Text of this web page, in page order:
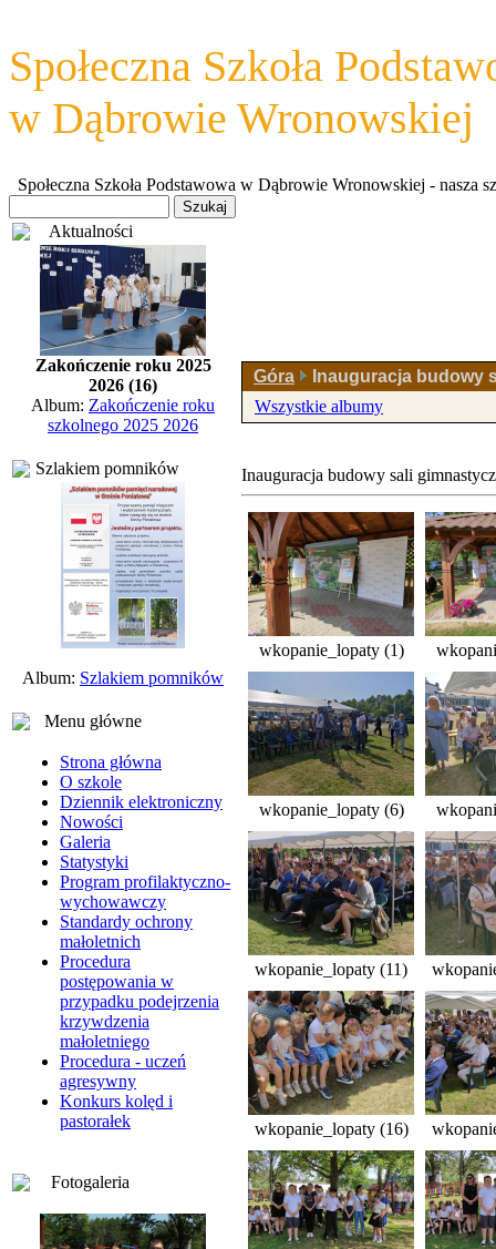
Społeczna Szkoła
w Dąbrowie Wronowskiej
Społeczna Szkoła Podstawowa w Dąbrowie Wronowskiej - nasza
Aktualności
Zakończenie roku 2025
2026 (16)
Album: Zakończenie roku
szkolnego 2025 2026
Szlakiem pomników
Album: Szlakiem pomników
Menu główne
Strona główna
O szkole
Dziennik elektroniczny
Nowości
Galeria
Statystyki
Program profilaktyczno-
wychowawczy
Standardy ochrony
małoletnich
Procedura
postępowania w
przypadku podejrzenia
krzywdzenia
małoletniego
Procedura - uczeń
agresywny
Konkurs kolęd i
pastorałek
Fotogaleria
Góra
Inauguracja budowy
Wszystkie albumy
Inauguracja budowy sali
wkopanie_lopaty (1)
wkopanie_lopaty (6)
wkopanie_lopaty (11)
wkopanie_lopaty (16)